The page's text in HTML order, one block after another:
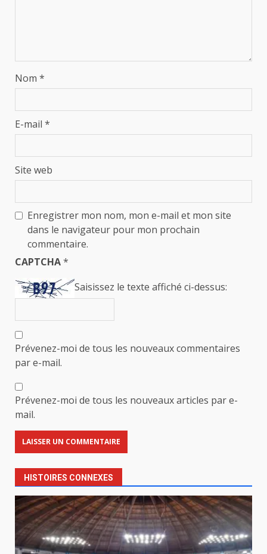
Nom *
E-mail *
Site web
Enregistrer mon nom, mon e-mail et mon site
dans le navigateur pour mon prochain
commentaire.
CAPTCHA*
Saisissez le texte affiché ci-dessus:
Prévenez-moi de tous les nouveaux commentaires
par e-mail.
Prévenez-moi de tous les nouveaux articles par e-
mail.
HISTOIRES CONNEXES